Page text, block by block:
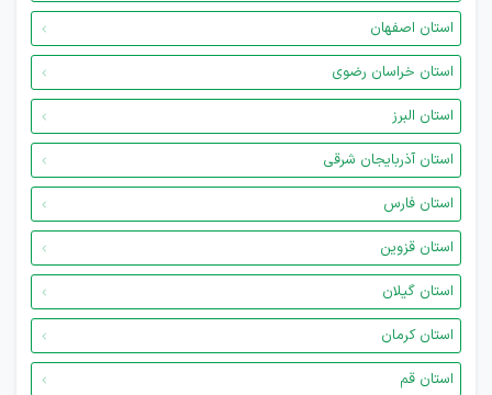
استان اصفهان
استان خراسان رضوی
استان البرز
استان آذربایجان شرقی
استان فارس
استان قزوین
استان گیلان
استان کرمان
استان قم